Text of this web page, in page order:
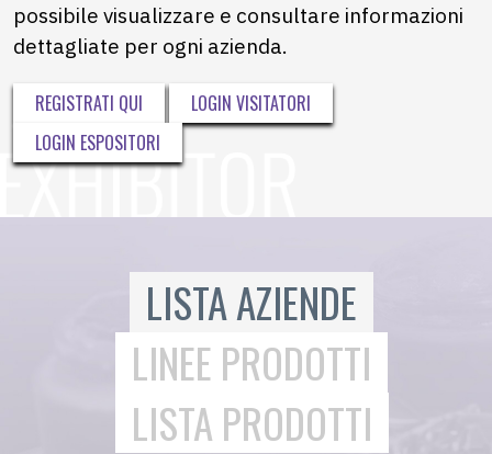
possibile visualizzare e consultare informazioni
dettagliate per ogni azienda.
REGISTRATI QUI
LOGIN VISITATORI
LOGIN ESPOSITORI
LISTA AZIENDE
LINEE PRODOTTI
LISTA PRODOTTI